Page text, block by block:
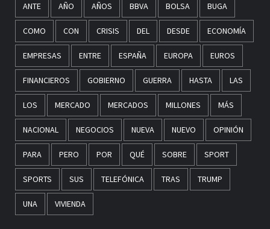
ANTE AÑO AÑOS BBVA BOLSA BUGA
COMO CON CRISIS DEL DESDE ECONOMÍA
EMPRESAS ENTRE ESPAÑA EUROPA EUROS
FINANCIEROS GOBIERNO GUERRA HASTA LAS
LOS MERCADO MERCADOS MILLONES MÁS
NACIONAL NEGOCIOS NUEVA NUEVO OPINIÓN
PARA PERO POR QUÉ SOBRE SPORT
SPORTS SUS TELEFÓNICA TRAS TRUMP
UNA VIVIENDA